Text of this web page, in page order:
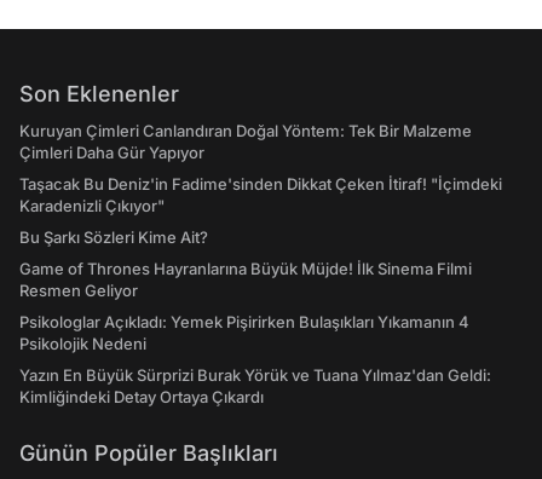
Son Eklenenler
Kuruyan Çimleri Canlandıran Doğal Yöntem: Tek Bir Malzeme
Çimleri Daha Gür Yapıyor
Taşacak Bu Deniz'in Fadime'sinden Dikkat Çeken İtiraf! "İçimdeki
Karadenizli Çıkıyor"
Bu Şarkı Sözleri Kime Ait?
Game of Thrones Hayranlarına Büyük Müjde! İlk Sinema Filmi
Resmen Geliyor
Psikologlar Açıkladı: Yemek Pişirirken Bulaşıkları Yıkamanın 4
Psikolojik Nedeni
Yazın En Büyük Sürprizi Burak Yörük ve Tuana Yılmaz'dan Geldi:
Kimliğindeki Detay Ortaya Çıkardı
Günün Popüler Başlıkları